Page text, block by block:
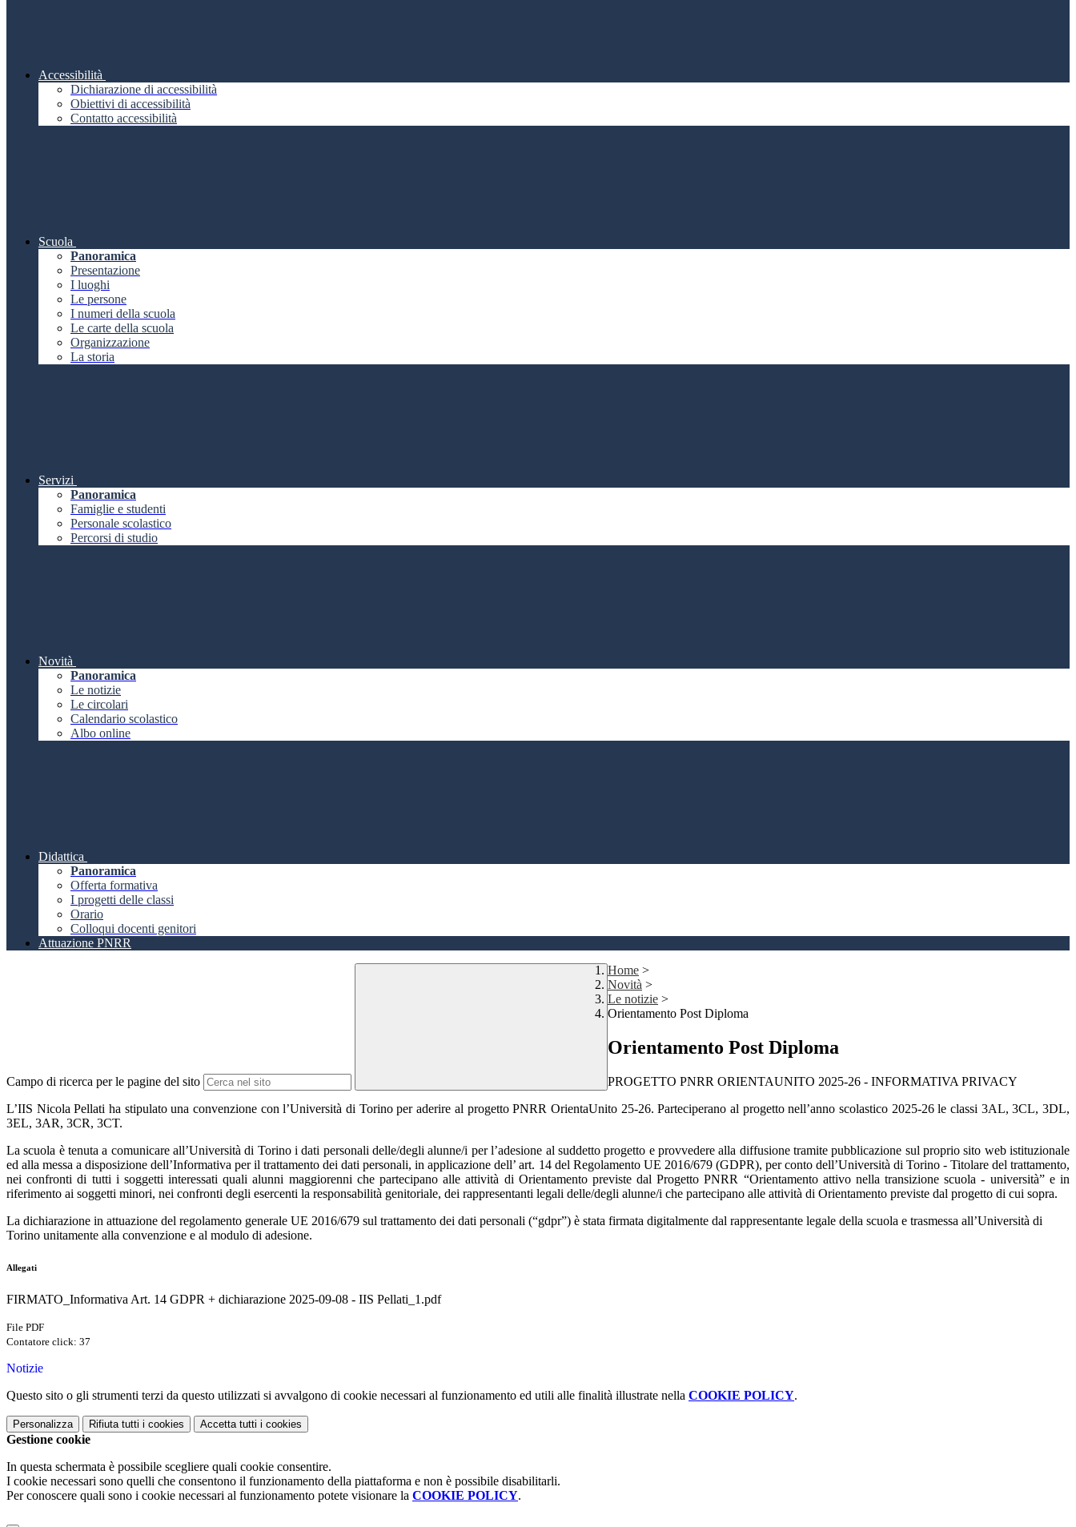
Accessibilità
Dichiarazione di accessibilità
Obiettivi di accessibilità
Contatto accessibilità
Scuola
Panoramica
Presentazione
I luoghi
Le persone
I numeri della scuola
Le carte della scuola
Organizzazione
La storia
Servizi
Panoramica
Famiglie e studenti
Personale scolastico
Percorsi di studio
Novità
Panoramica
Le notizie
Le circolari
Calendario scolastico
Albo online
Didattica
Panoramica
Offerta formativa
I progetti delle classi
Orario
Colloqui docenti genitori
Attuazione PNRR
Campo di ricerca per le pagine del sito
Home >
Novità >
Le notizie >
Orientamento Post Diploma
Orientamento Post Diploma
PROGETTO PNRR ORIENTAUNITO 2025-26 - INFORMATIVA PRIVACY
L’IIS Nicola Pellati ha stipulato una convenzione con l’Università di Torino per aderire al progetto PNRR OrientaUnito 25-26. Parteciperano al progetto nell’anno scolastico 2025-26 le classi 3AL, 3CL, 3DL,
3EL, 3AR, 3CR, 3CT.
La scuola è tenuta a comunicare all’Università di Torino i dati personali delle/degli alunne/i per l’adesione al suddetto progetto e provvedere alla diffusione tramite pubblicazione sul proprio sito web istituzionale
ed alla messa a disposizione dell’Informativa per il trattamento dei dati personali, in applicazione dell’ art. 14 del Regolamento UE 2016/679 (GDPR), per conto dell’Università di Torino - Titolare del trattamento,
nei confronti di tutti i soggetti interessati quali alunni maggiorenni che partecipano alle attività di Orientamento previste dal Progetto PNRR “Orientamento attivo nella transizione scuola - università” e in
riferimento ai soggetti minori, nei confronti degli esercenti la responsabilità genitoriale, dei rappresentanti legali delle/degli alunne/i che partecipano alle attività di Orientamento previste dal progetto di cui sopra.
La dichiarazione in attuazione del regolamento generale UE 2016/679 sul trattamento dei dati personali (“gdpr”) è stata firmata digitalmente dal rappresentante legale della scuola e trasmessa all’Università di
Torino unitamente alla convenzione e al modulo di adesione.
Allegati
FIRMATO_Informativa Art. 14 GDPR + dichiarazione 2025-09-08 - IIS Pellati_1.pdf
File PDF
Contatore click: 37
Notizie
Questo sito o gli strumenti terzi da questo utilizzati si avvalgono di cookie necessari al funzionamento ed utili alle finalità illustrate nella COOKIE POLICY.
Personalizza Rifiuta tutti i cookies Accetta tutti i cookies
Gestione cookie
In questa schermata è possibile scegliere quali cookie consentire.
I cookie necessari sono quelli che consentono il funzionamento della piattaforma e non è possibile disabilitarli.
Per conoscere quali sono i cookie necessari al funzionamento potete visionare la COOKIE POLICY.